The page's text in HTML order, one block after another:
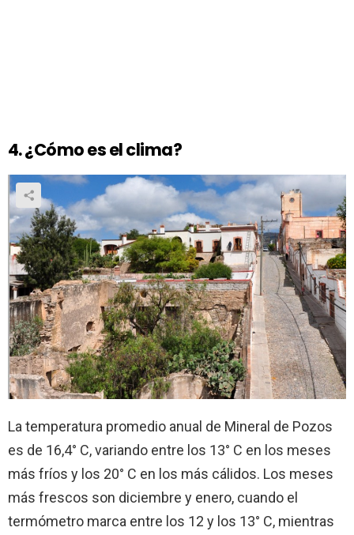
4. ¿Cómo es el clima?
La temperatura promedio anual de Mineral de Pozos
es de 16,4° C, variando entre los 13° C en los meses
más fríos y los 20° C en los más cálidos. Los meses
más frescos son diciembre y enero, cuando el
termómetro marca entre los 12 y los 13° C, mientras